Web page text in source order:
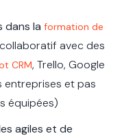
dans la formation de
avec des
CRM, Trello, Google
entreprises et pas
équipées)
agiles et de